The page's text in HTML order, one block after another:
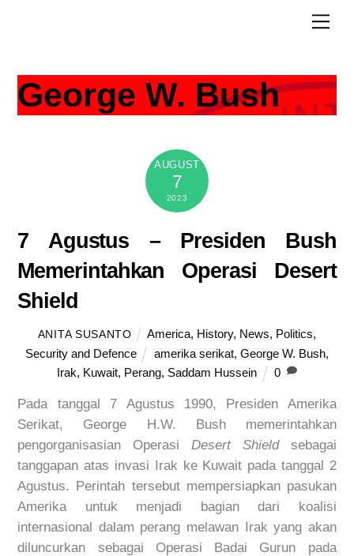
George W. Bush
AUGUST
7
2023
7 Agustus – Presiden Bush
Memerintahkan Operasi Desert
Shield
ANITA SUSANTO America, History, News, Politics,
Security and Defence
amerika serikat,George W. Bush,
Irak, Kuwait, Perang, Saddam Hussein 0
Pada tanggal 7 Agustus 1990, Presiden Amerika
Serikat, George H.W. Bush memerintahkan
pengorganisasian Operasi Desert Shieldsebagai
tanggapan atas invasi Irak ke Kuwait pada tanggal 2
Agustus. Perintah tersebut mempersiapkan pasukan
Amerika untuk menjadi bagian dari koalisi
internasional dalam perang melawan Irak yang akan
diluncurkan sebagai Operasi Badai Gurun pada